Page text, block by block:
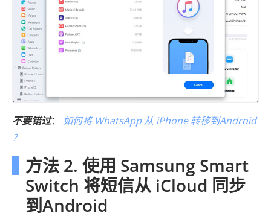
不要错过： 如何将 WhatsApp 从 iPhone 转移到Android
？
方法 2. 使用 Samsung Smart
Switch 将短信从 iCloud 同步
到Android